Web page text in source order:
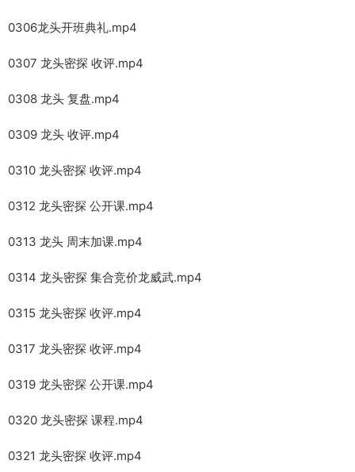
0306龙头开班典礼.mp4
0307 龙头密探 收评.mp4
0308 龙头 复盘.mp4
0309 龙头 收评.mp4
0310 龙头密探 收评.mp4
0312 龙头密探 公开课.mp4
0313 龙头 周末加课.mp4
0314 龙头密探 集合竞价龙威武.mp4
0315 龙头密探 收评.mp4
0317 龙头密探 收评.mp4
0319 龙头密探 公开课.mp4
0320 龙头密探 课程.mp4
0321 龙头密探 收评.mp4